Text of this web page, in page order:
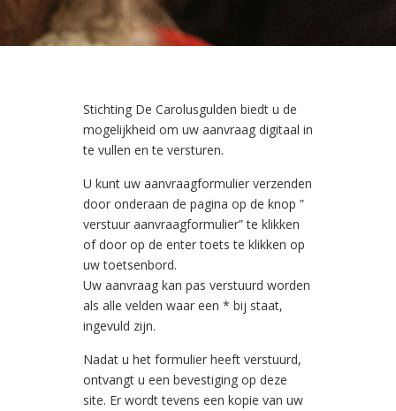
Stichting De Carolusgulden biedt u de
mogelijkheid om uw aanvraag digitaal in
te vullen en te versturen.
U kunt uw aanvraagformulier verzenden
door onderaan de pagina op de knop ”
verstuur aanvraagformulier” te klikken
of door op de enter toets te klikken op
uw toetsenbord.
Uw aanvraag kan pas verstuurd worden
als alle velden waar een * bij staat,
ingevuld zijn.
Nadat u het formulier heeft verstuurd,
ontvangt u een bevestiging op deze
site. Er wordt tevens een kopie van uw